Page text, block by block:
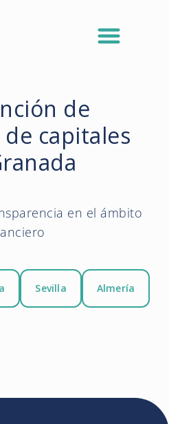
de
capitales
en el ámbito
Sevilla Almería